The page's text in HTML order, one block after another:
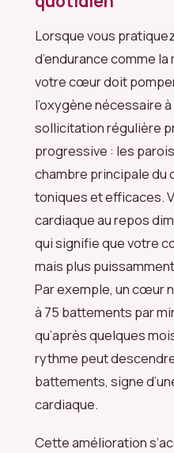
Lorsque vous
d’endurance comme
votre cœur doit
l’oxygène nécessaire
sollicitation régulière
progressive : les
chambre principale
toniques et efficaces.
cardiaque au repos
qui signifie que votre
mais plus
Par exemple, un cœur
à 75 battements par
qu’après quelques
rythme peut
battements, signe
cardiaque.
Cette amélioration